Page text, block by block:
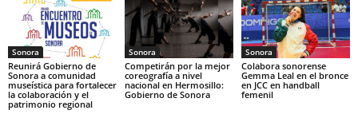
Sonora
Reunirá Gobierno de
Sonora a comunidad
museística para fortalecer
la colaboración y el
patrimonio regional
Sonora
Competirán por la mejor
coreografía a nivel
nacional en Hermosillo:
Gobierno de Sonora
Sonora
Colabora sonorense
Gemma Leal en el bronce
en JCC en handball
femenil